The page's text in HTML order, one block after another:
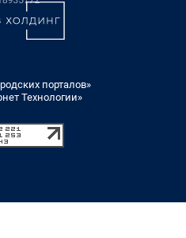
порталов»
Технологии»